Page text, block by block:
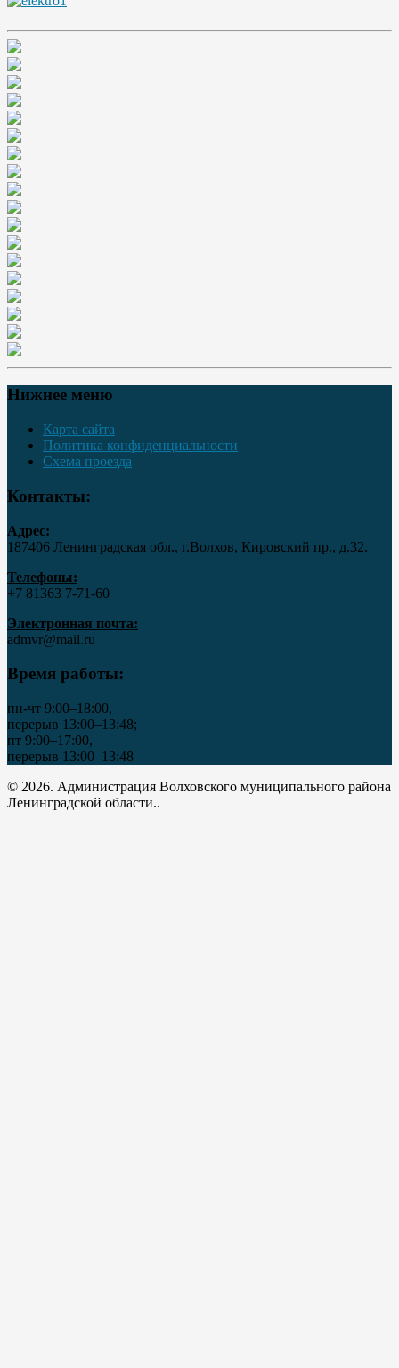
Нижнее меню
Карта сайта
Политика конфиденциальности
Схема проезда
Контакты:
Адрес:
187406 Ленинградская обл., г.Волхов, Кировский пр., д.32.
Телефоны:
+7 81363 7‑71-60
Электронная почта:
admvr@mail.ru
Время работы:
пн-чт 9:00–18:00,
перерыв 13:00–13:48;
пт 9:00–17:00,
перерыв 13:00–13:48
© 2026. Администрация Волховского муниципального района
Ленинградской области..